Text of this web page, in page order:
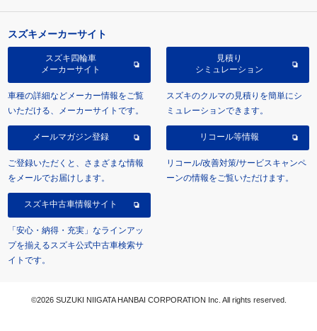
スズキメーカーサイト
スズキ四輪車
メーカーサイト
車種の詳細などメーカー情報をご覧
いただける、メーカーサイトです。
見積り
シミュレーション
スズキのクルマの見積りを簡単にシ
ミュレーションできます。
メールマガジン登録
ご登録いただくと、さまざまな情報
をメールでお届けします。
リコール等情報
リコール/改善対策/サービスキャンペ
ーンの情報をご覧いただけます。
スズキ中古車情報サイト
「安心・納得・充実」なラインアッ
プを揃えるスズキ公式中古車検索サ
イトです。
©2026 SUZUKI NIIGATA HANBAI CORPORATION Inc. All rights reserved.